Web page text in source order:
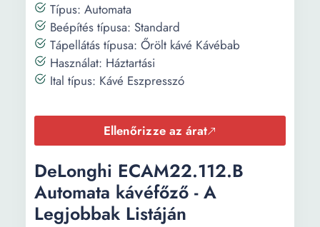
Típus: Automata
Beépítés típusa: Standard
Tápellátás típusa: Őrölt kávé Kávébab
Használat: Háztartási
Ital típus: Kávé Eszpresszó
Ellenőrizze az árat
DeLonghi ECAM22.112.B
Automata kávéfőző - A
Legjobbak Listáján